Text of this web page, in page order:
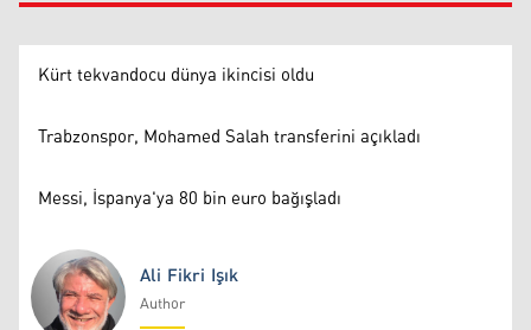
Kürt tekvandocu dünya ikincisi oldu
Trabzonspor, Mohamed Salah transferini açıkladı
Messi, İspanya'ya 80 bin euro bağışladı
Ali Fikri Işık
Author